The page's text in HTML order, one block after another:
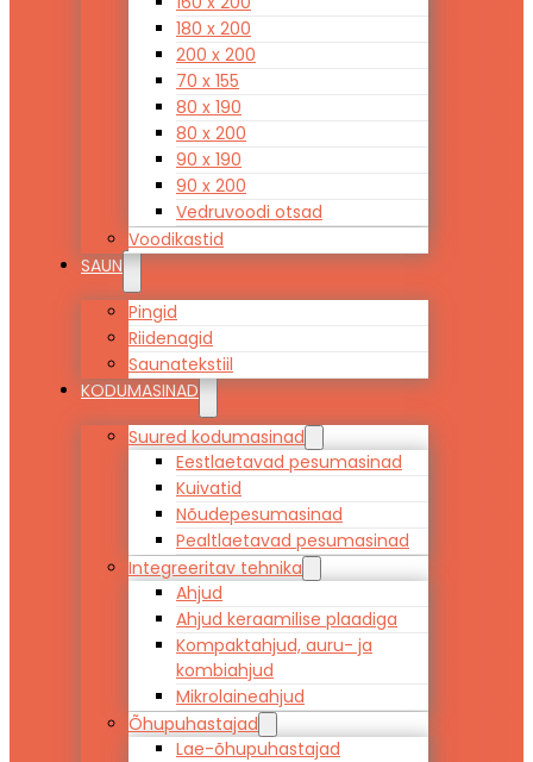
180 x 200
200 x 200
70 x 155
80 x 190
80 x 200
90 x 190
90 x 200
Vedruvoodi otsad
Voodikastid
SAUN
Pingid
Riidenagid
Saunatekstiil
KODUMASINAD
Suured kodumasinad
Eestlaetavad pesumasinad
Kuivatid
Nõudepesumasinad
Pealtlaetavad pesumasinad
Integreeritav tehnika
Ahjud
Ahjud keraamilise plaadiga
Kompaktahjud, auru- ja
kombiahjud
Mikrolaineahjud
Õhupuhastajad
Lae-õhupuhastajad